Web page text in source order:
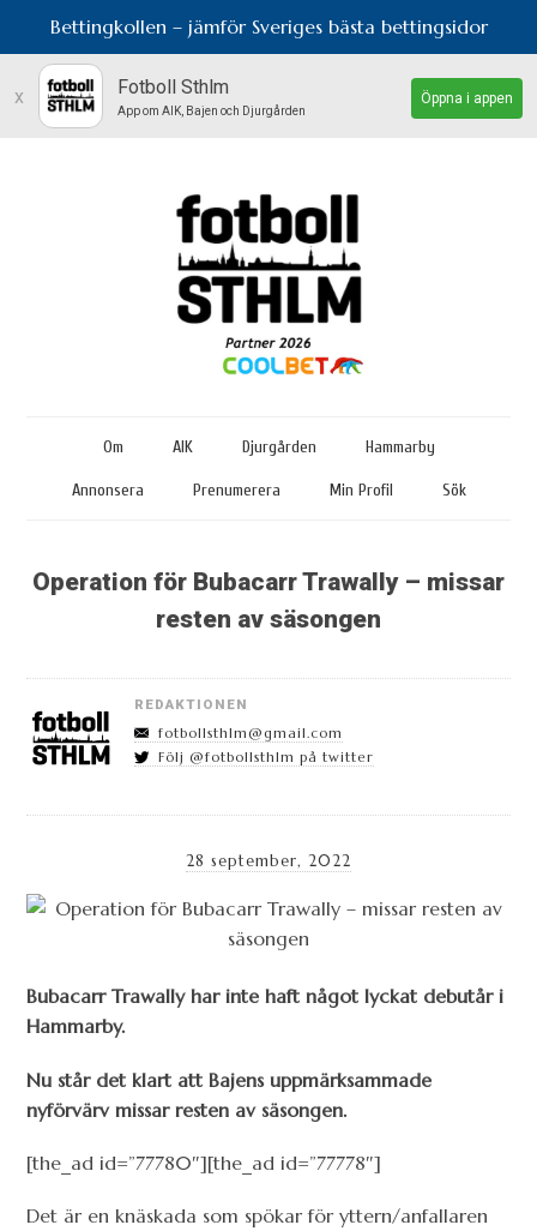
Bettingkollen – jämför Sveriges bästa bettingsidor
x Fotboll Sthlm
App om AIK, Bajen och Djurgården
Öppna i appen
Om AIK Djurgården Hammarby
Annonsera Prenumerera Min Profil Sök
Operation för Bubacarr Trawally – missar
resten av säsongen
REDAKTIONEN
fotbollsthlm@gmail.com
Följ @fotbollsthlm på twitter
28 september, 2022
Bubacarr Trawally har inte haft något lyckat debutår i
Hammarby.
Nu står det klart att Bajens uppmärksammade
nyförvärv missar resten av säsongen.
[the_ad id=”77780″][the_ad id=”77778″]
Det är en knäskada som spökar för yttern/anfallaren